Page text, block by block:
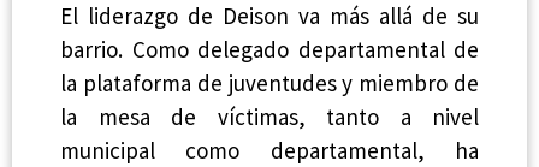
El liderazgo de Deison va más allá de su
barrio. Como delegado departamental de
la plataforma de juventudes y miembro de
la mesa de víctimas, tanto a nivel
municipal como departamental, ha